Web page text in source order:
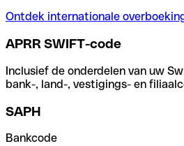
Ontdek internationale
APRR SWIFT-code
Inclusief de onderdelen van uw
bank-, land-, vestigings- en
SAPH
Bankcode